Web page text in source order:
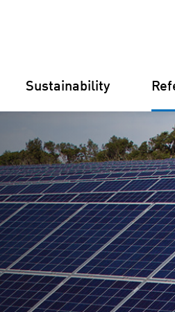
Finland
Croatia
Sustainability